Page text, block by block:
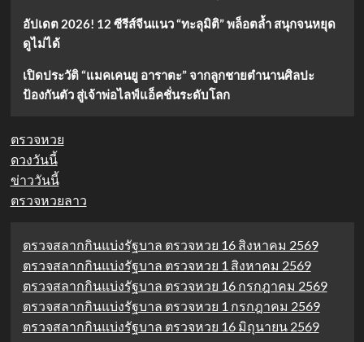
อัปเดต 2026! 12 ซีรีส์จีนแนว “ทะลุมิติ” พล็อตล้ำ สนุกจนหยุด
ดูไม่ได้
เปิดประวัติ “แมคเคนยู อาราตะ” จากลูกชายตำนานศิลปะ
ป้องกันตัว สู่เจ้าพ่อไลฟ์แอ็คชั่นระดับโลก
ตรวจหวย
ดวงวันนี้
ข่าววันนี้
ตรวจหวยลาว
ตรวจสลากกินแบ่งรัฐบาล ตรวจหวย 16 สิงหาคม 2569
ตรวจสลากกินแบ่งรัฐบาล ตรวจหวย 1 สิงหาคม 2569
ตรวจสลากกินแบ่งรัฐบาล ตรวจหวย 16 กรกฎาคม 2569
ตรวจสลากกินแบ่งรัฐบาล ตรวจหวย 1 กรกฎาคม 2569
ตรวจสลากกินแบ่งรัฐบาล ตรวจหวย 16 มิถุนายน 2569